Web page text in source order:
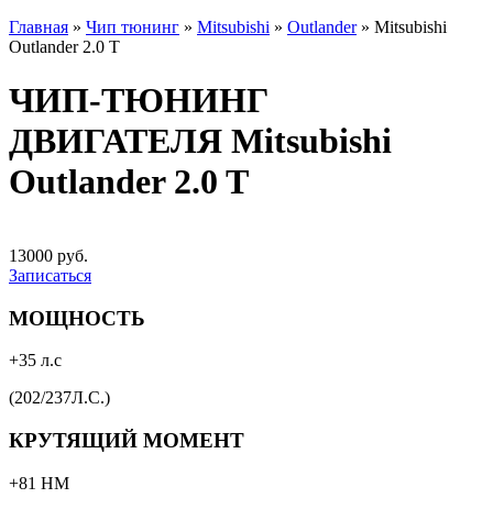
Главная » Чип тюнинг » Mitsubishi » Outlander» Mitsubishi
Outlander 2.0 T
ЧИП-ТЮНИНГ
ДВИГАТЕЛЯ Mitsubishi
Outlander 2.0 T
13000 руб.
Записаться
МОЩНОСТЬ
+35 л.с
(202/237Л.С.)
КРУТЯЩИЙ МОМЕНТ
+81 НМ